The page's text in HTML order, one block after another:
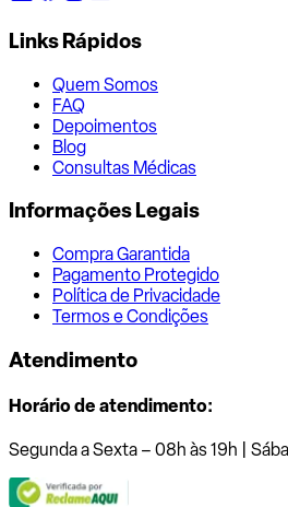
Links Rápidos
Quem Somos
FAQ
Depoimentos
Blog
Consultas Médicas
Informações Legais
Compra Garantida
Pagamento Protegido
Política de Privacidade
Termos e Condições
Atendimento
Horário de atendimento:
Segunda a Sexta – 08h às 19h |